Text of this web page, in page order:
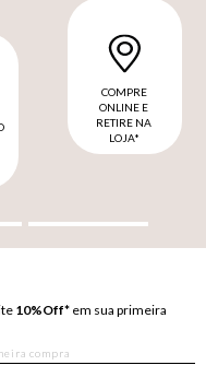
COMPRE
ONLINE E
RETIRE NA
LOJA*
10%Off* em sua primeira